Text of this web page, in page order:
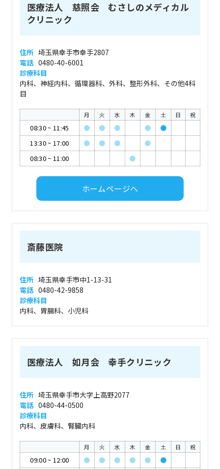
医療法人 慈照会 むさしのメディカル
クリニック
住所 埼玉県幸手市幸手2807
電話 0480-40-6001
診療科目
内科、神経内科、循環器科、外科、整形外科、その他4科
目
月 火 水 木 金 土 日 祝
08:30~ 11:45 ● ● ● ●
●
13:30~ 17:00 ● ● ●
●
08:30~ 11:00 ●
ホームページへ
斎藤医院
住所 埼玉県幸手市中1-13-31
電話 0480-42-9858
診療科目
内科、胃腸科、小児科
医療法人 如月会 幸手クリニック
住所 埼玉県幸手市大字上高野2077
電話 0480-44-0500
診療科目
内科、皮膚科、腎臓内科
月 火 水 木 金 土 日 祝
09:00~ 12:00 ● ● ● ● ●
●